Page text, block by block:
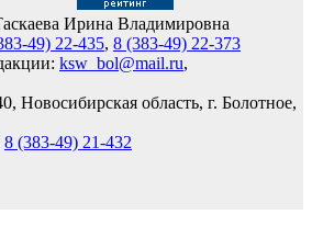
Ирина Владимировна
49) 22-435, 8 (383-49) 22-373
ksw_bol@mail.ru,
Новосибирская область, г. Болотное,
8 (383-49) 21-432